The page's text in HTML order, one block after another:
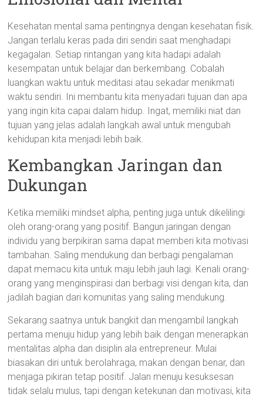
Kesehatan mental sama pentingnya dengan kesehatan fisik.
Jangan terlalu keras pada diri sendiri saat menghadapi
kegagalan. Setiap rintangan yang kita hadapi adalah
kesempatan untuk belajar dan berkembang. Cobalah
luangkan waktu untuk meditasi atau sekadar menikmati
waktu sendiri. Ini membantu kita menyadari tujuan dan apa
yang ingin kita capai dalam hidup. Ingat, memiliki niat dan
tujuan yang jelas adalah langkah awal untuk mengubah
kehidupan kita menjadi lebih baik.
Kembangkan Jaringan dan
Dukungan
Ketika memiliki mindset alpha, penting juga untuk dikelilingi
oleh orang-orang yang positif. Bangun jaringan dengan
individu yang berpikiran sama dapat memberi kita motivasi
tambahan. Saling mendukung dan berbagi pengalaman
dapat memacu kita untuk maju lebih jauh lagi. Kenali orang-
orang yang menginspirasi dan berbagi visi dengan kita, dan
jadilah bagian dari komunitas yang saling mendukung.
Sekarang saatnya untuk bangkit dan mengambil langkah
pertama menuju hidup yang lebih baik dengan menerapkan
mentalitas alpha dan disiplin ala entrepreneur. Mulai
biasakan diri untuk berolahraga, makan dengan benar, dan
menjaga pikiran tetap positif. Jalan menuju kesuksesan
tidak selalu mulus, tapi dengan ketekunan dan motivasi, kita